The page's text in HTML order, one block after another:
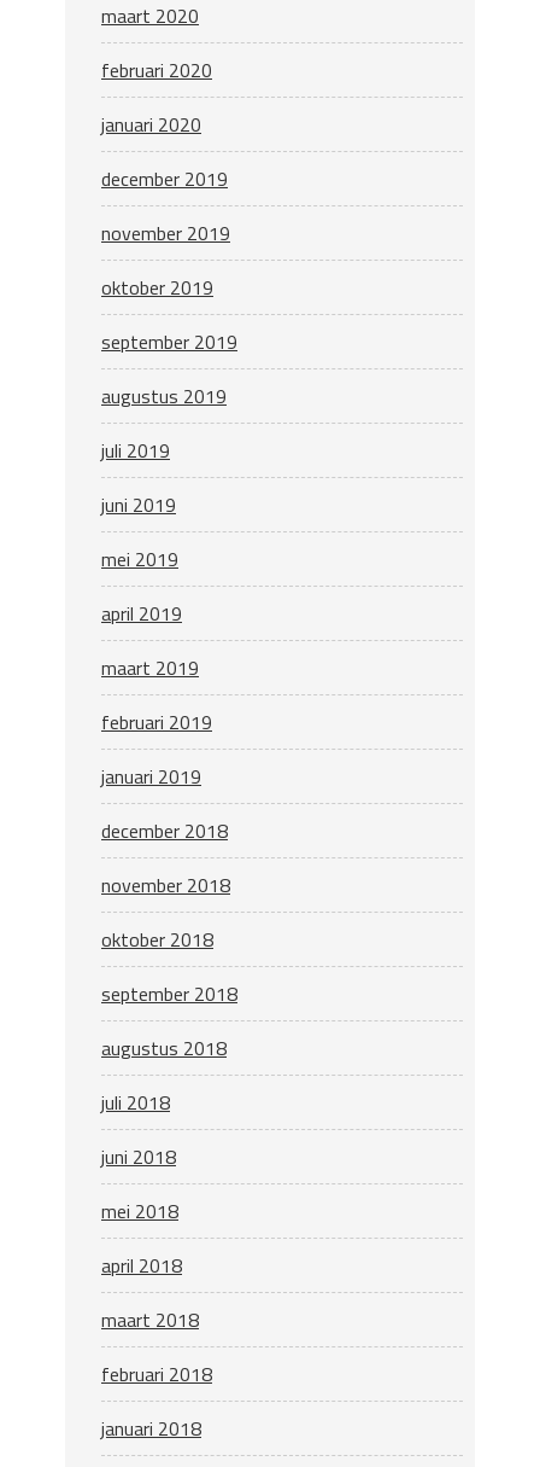
maart 2020
februari 2020
januari 2020
december 2019
november 2019
oktober 2019
september 2019
augustus 2019
juli 2019
juni 2019
mei 2019
april 2019
maart 2019
februari 2019
januari 2019
december 2018
november 2018
oktober 2018
september 2018
augustus 2018
juli 2018
juni 2018
mei 2018
april 2018
maart 2018
februari 2018
januari 2018